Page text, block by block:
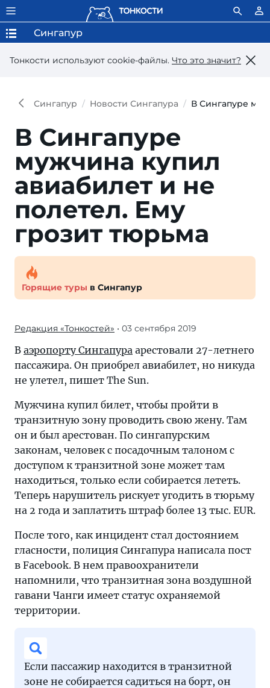
Тонкости используют сookie-файлы. Что это значит?
Сингапур
Сингапур Новости Сингапура В Сингапуре
В Сингапуре
мужчина купил
авиабилет и не
полетел. Ему
грозит тюрьма
Горящие туры в Сингапур
Редакция «Тонкостей» • 03 сентября 2019
В аэропорту Сингапура арестовали 27-летнего
пассажира. Он приобрел авиабилет, но никуда
не улетел, пишет The Sun.
Мужчина купил билет, чтобы пройти в
транзитную зону проводить свою жену. Там
он и был арестован. По сингапурским
законам, человек с посадочным талоном с
доступом к транзитной зоне может там
находиться, только если собирается лететь.
Теперь нарушитель рискует угодить в тюрьму
на 2 года и заплатить штраф более 13 тыс. EUR.
После того, как инцидент стал достоянием
гласности, полиция Сингапура написала пост
в Facebook. В нем правоохранители
напомнили, что транзитная зона воздушной
гавани Чанги имеет статус охраняемой
территории.
Если пассажир находится в транзитной
зоне не собирается садиться на борт, он